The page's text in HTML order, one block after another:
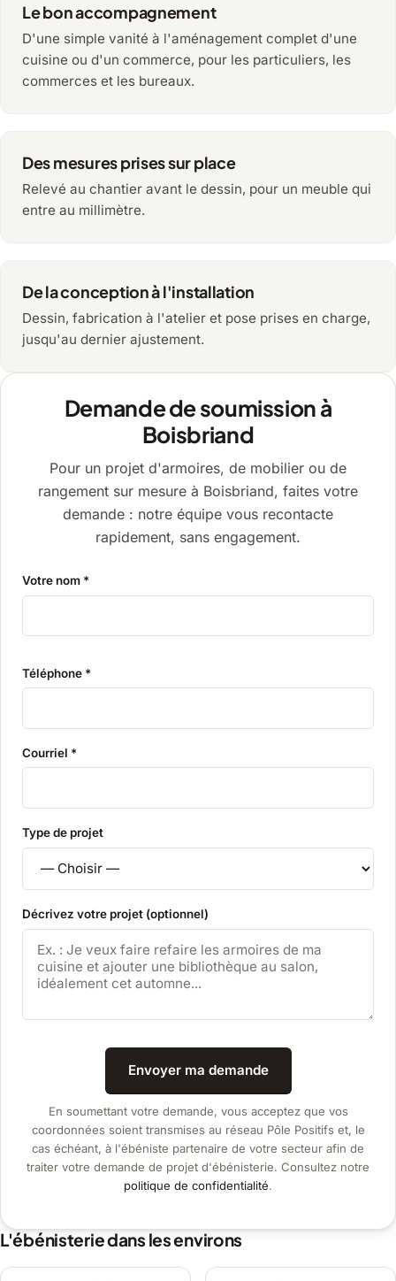
Le bon accompagnement
D'une simple vanité à l'aménagement complet d'une
cuisine ou d'un commerce, pour les particuliers, les
commerces et les bureaux.
Des mesures prises sur place
Relevé au chantier avant le dessin, pour un meuble qui
entre au millimètre.
De la conception à l'installation
Dessin, fabrication à l'atelier et pose prises en charge,
jusqu'au dernier ajustement.
Demande de soumission à
Boisbriand
Pour un projet d'armoires, de mobilier ou de
rangement sur mesure à Boisbriand, faites votre
demande : notre équipe vous recontacte
rapidement, sans engagement.
Votre nom *
Téléphone *
Courriel *
Type de projet
Décrivez votre projet (optionnel)
Envoyer ma demande
En soumettant votre demande, vous acceptez que vos
coordonnées soient transmises au réseau Pôle Positifs et, le
cas échéant, à l'ébéniste partenaire de votre secteur afin de
traiter votre demande de projet d'ébénisterie. Consultez notre
politique de confidentialité.
L'ébénisterie dans les environs